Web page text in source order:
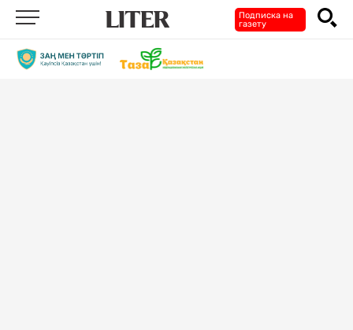
Подписка на
газету